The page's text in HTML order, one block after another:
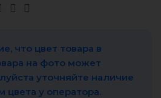
что цвет товара в
на фото может
уточняйте наличие
цвета у оператора.